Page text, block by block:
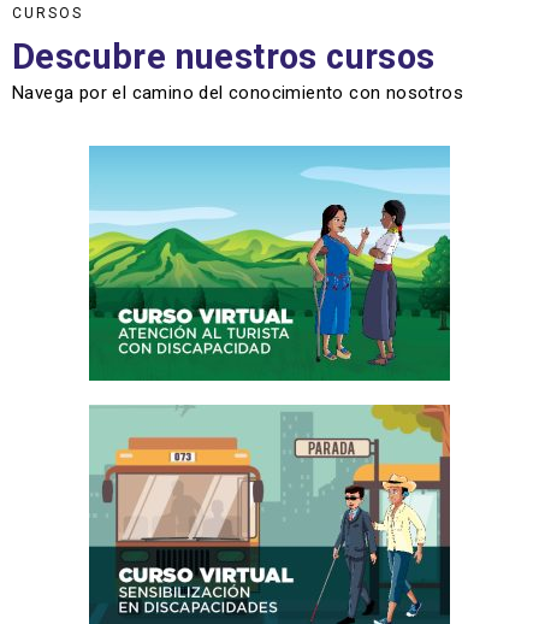
CURSOS
Descubre nuestros cursos
Navega por el camino del conocimiento con nosotros